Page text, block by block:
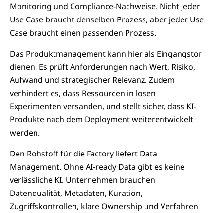
Monitoring und Compliance-Nachweise. Nicht jeder
Use Case braucht denselben Prozess, aber jeder Use
Case braucht einen passenden Prozess.
Das Produktmanagement kann hier als Eingangstor
dienen. Es prüft Anforderungen nach Wert, Risiko,
Aufwand und strategischer Relevanz. Zudem
verhindert es, dass Ressourcen in losen
Experimenten versanden, und stellt sicher, dass KI-
Produkte nach dem Deployment weiterentwickelt
werden.
Den Rohstoff für die Factory liefert Data
Management. Ohne AI-ready Data gibt es keine
verlässliche KI. Unternehmen brauchen
Datenqualität, Metadaten, Kuration,
Zugriffskontrollen, klare Ownership und Verfahren